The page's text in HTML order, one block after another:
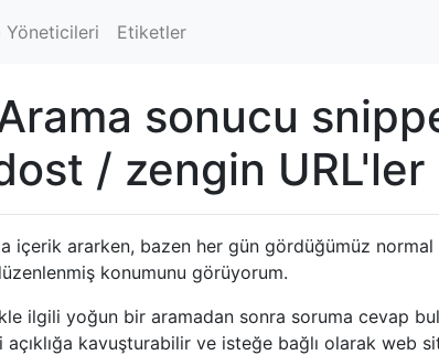
Yöneticileri Etiketler
sonucu
/ zengin URL'ler
içerik ararken, bazen her gün gördüğümüz
konumunu görüyorum.
ilgili yoğun bir aramadan sonra soruma cevap
açıklığa kavuşturabilir ve isteğe bağlı olarak web